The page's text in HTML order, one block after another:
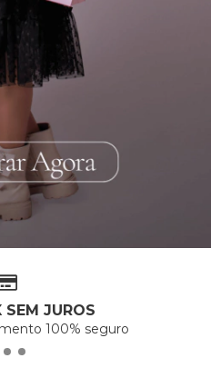
SEM JUROS
100% seguro